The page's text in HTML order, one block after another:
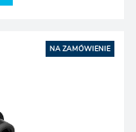
NA ZAMÓWIENIE